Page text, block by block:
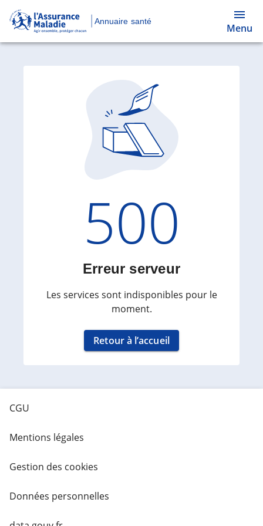
Annuaire santé
Menu
Code
500
Erreur serveur
Les services sont indisponibles pour le
moment.
Retour à l’accueil
CGU
Mentions légales
Gestion des cookies
Données personnelles